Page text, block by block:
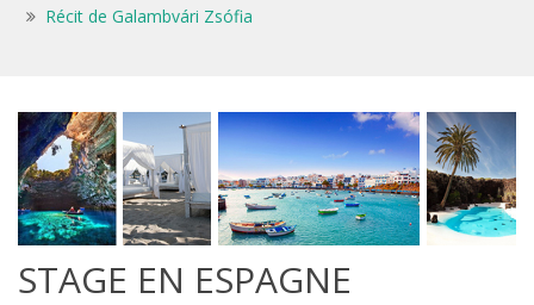
Récit de Galambvári Zsófia
STAGE EN ESPAGNE